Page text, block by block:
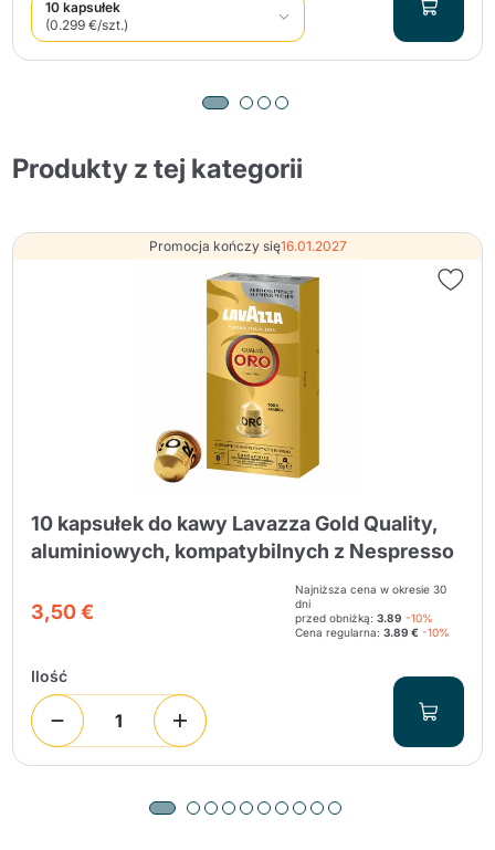
10 kapsułek
(0.299 €/szt.)
Produkty z tej kategorii
Promocja kończy się16.01.2027
10 kapsułek do kawy Lavazza Gold Quality,
aluminiowych, kompatybilnych z Nespresso
3,50 €
Najniższa cena w okresie 30
dni
przed obniżką:3.89 -10%
Cena regularna:3.89 € -10%
Ilość